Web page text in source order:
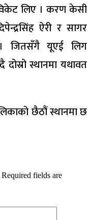
लिए । करण केसी
ऐरी र सागर
जितसँगै यूएई लिग
स्थानमा यथावत
छैठौं स्थानमा छ
Required fields are